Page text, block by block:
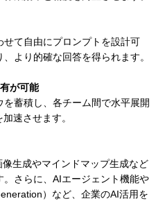
せて自由にプロンプトを設計可
より的確な回答を得られます。
が可能
を蓄積し、各チーム間で水平展開
速させます。
生成やマインドマップ生成など
さらに、AIエージェント機能や
）など、企業のAI活用を